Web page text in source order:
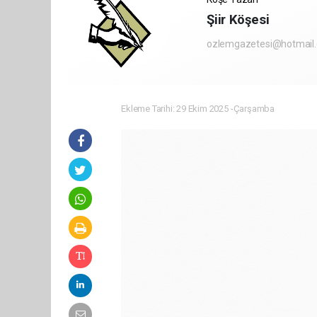
Şiir Köşesi
Ekleme Tarihi: 29 Ekim 2025 -Çarşamba